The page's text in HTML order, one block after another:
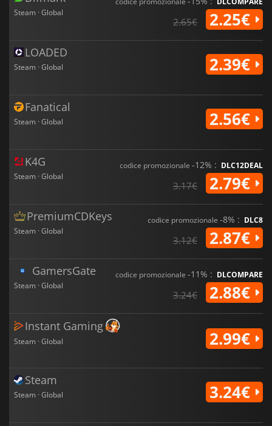
Steam · Global
2.65€ 2.25€
LOADED
Steam · Global 2.39€
Fanatical
Steam · Global 2.56€
K4G
Steam · Global
codice promozionale -12% : DLC12DEAL
3.17€ 2.79€
PremiumCDKeys
Steam · Global
codice promozionale -8% : DLC8
3.12€ 2.87€
GamersGate
Steam · Global
codice promozionale -11% : DLCOMPARE
3.24€ 2.88€
Instant Gaming
Steam · Global 2.99€
Steam
Steam · Global 3.24€